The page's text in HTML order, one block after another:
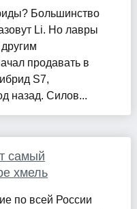
Большинство
Li. Но лавры
продавать в
S7,
назад. Силов...
самый
хмель
по всей России